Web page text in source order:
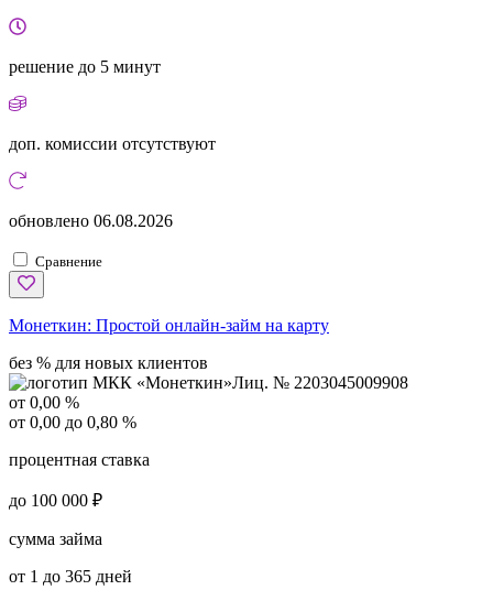
решение до 5 минут
доп. комиссии отсутствуют
обновлено 06.08.2026
Сравнение
Монеткин: Простой онлайн-займ на карту
без % для новых клиентов
Лиц. № 2203045009908
от 0,00 %
от 0,00 до 0,80 %
процентная ставка
до 100 000 ₽
сумма займа
от 1 до 365 дней